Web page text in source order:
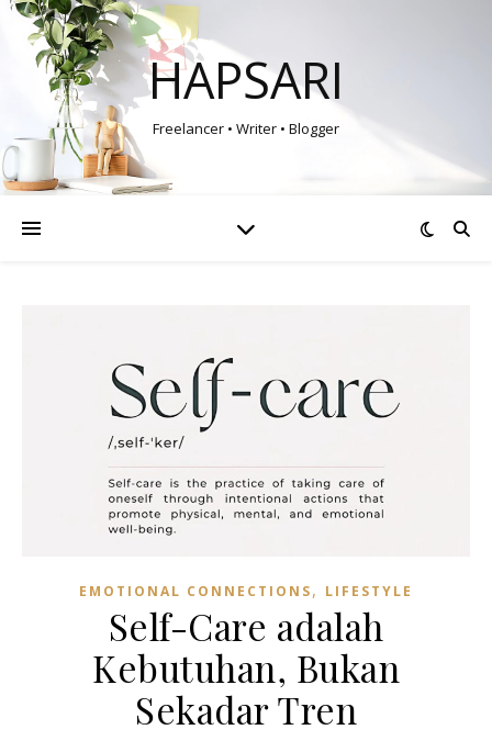
HAPSARI
Freelancer • Writer • Blogger
EMOTIONAL CONNECTIONS, LIFESTYLE
Self-Care adalah
Kebutuhan, Bukan
Sekadar Tren